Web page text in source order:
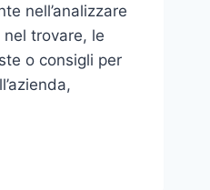
nell’analizzare
nel trovare, le
o consigli per